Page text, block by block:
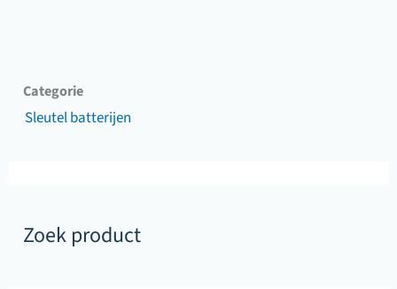
Categorie
Sleutel batterijen
Zoek product